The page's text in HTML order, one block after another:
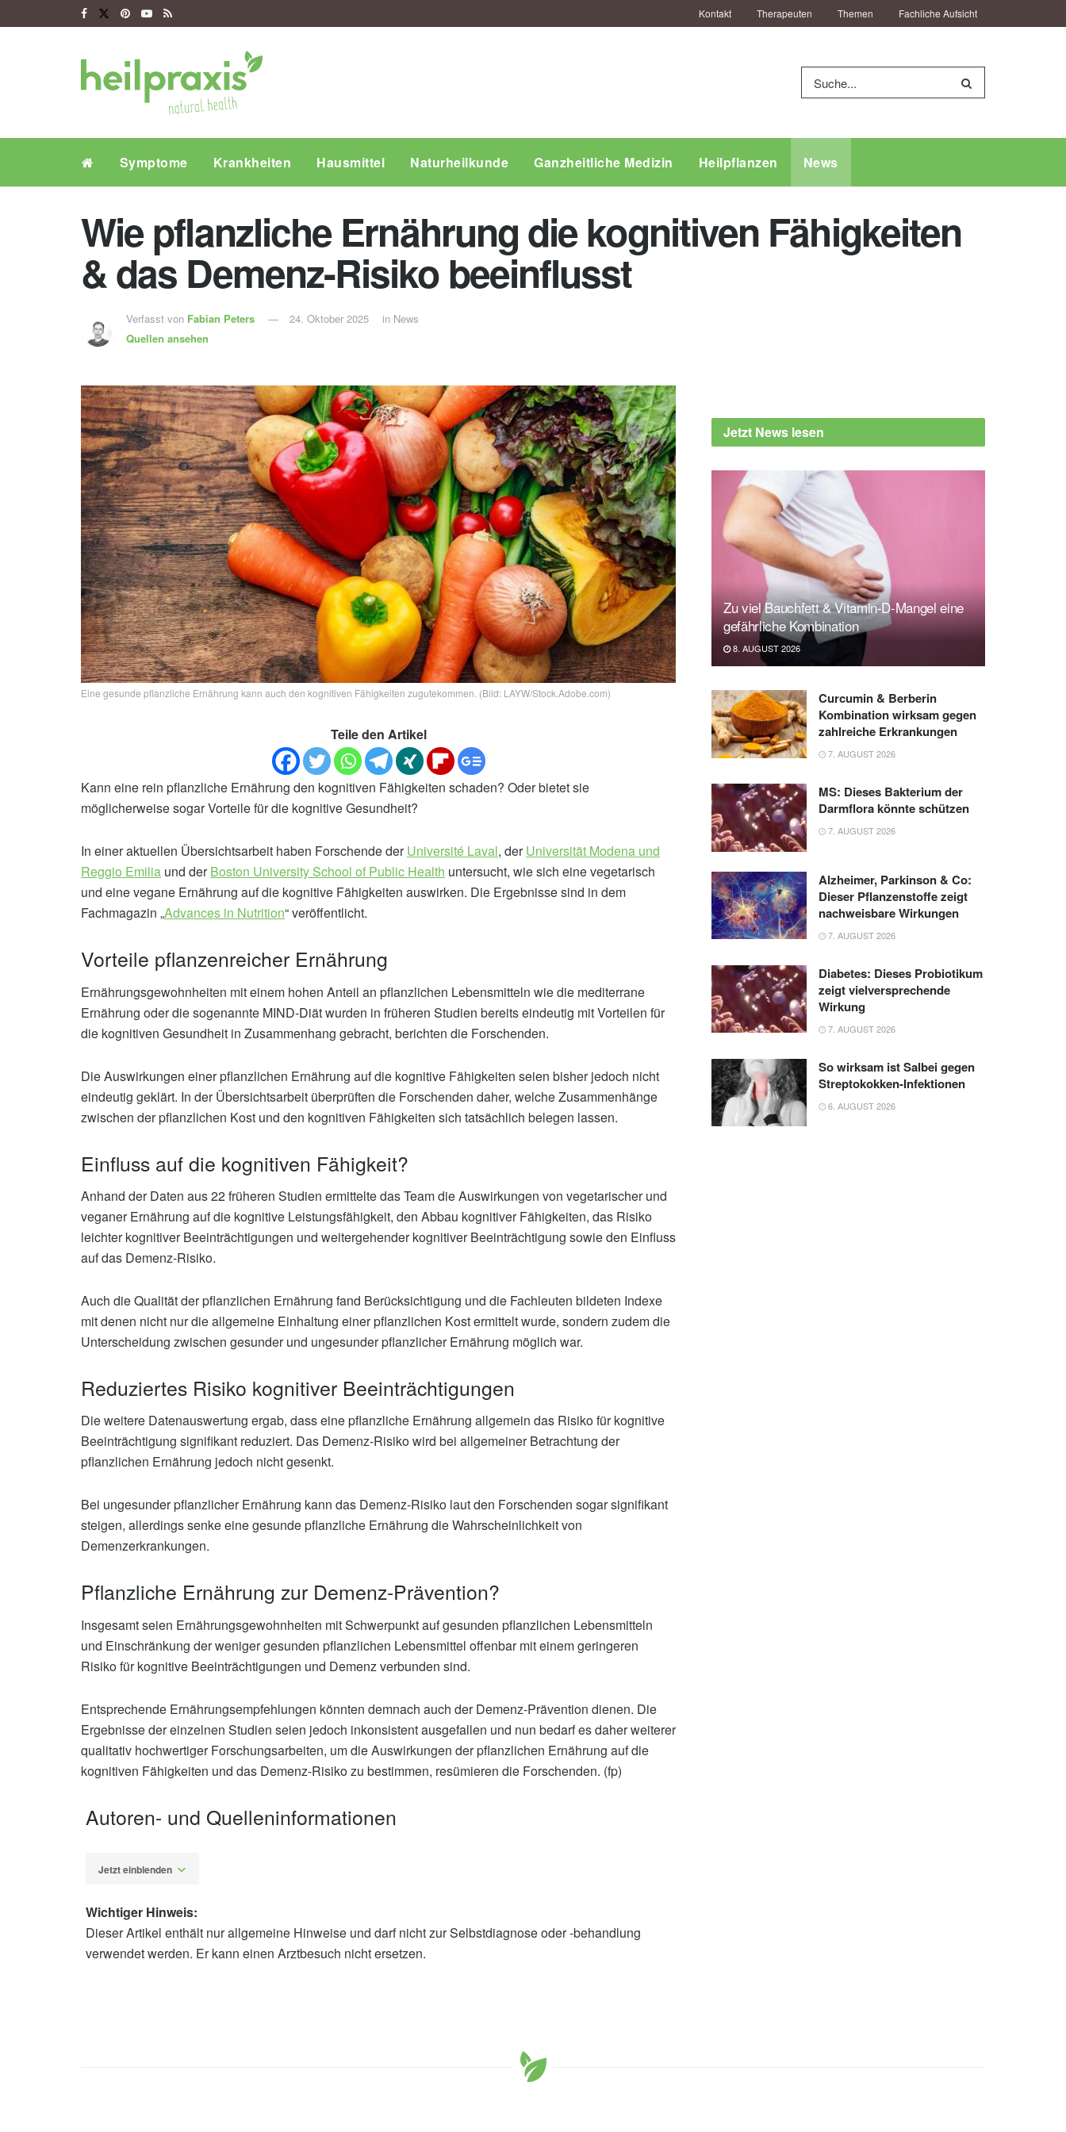
Kontakt Therapeuten Themen Fachliche Aufsicht
Symptome Krankheiten Hausmittel Naturheilkunde Ganzheitliche Medizin Heilpflanzen News
Wie pflanzliche Ernährung die kognitiven Fähigkeiten
& das Demenz-Risiko beeinflusst
Verfasst von Fabian Peters
Quellen ansehen
24. Oktober 2025 in News
Eine gesunde pflanzliche Ernährung kann auch den kognitiven Fähigkeiten zugutekommen. (Bild: LAYW/Stock.Adobe.com)
Teile den Artikel
Kann eine rein pflanzliche Ernährung den kognitiven Fähigkeiten schaden? Oder bietet sie
möglicherweise sogar Vorteile für die kognitive Gesundheit?
In einer aktuellen Übersichtsarbeit haben Forschende derUniversité Laval, derUniversität Modena und
Reggio Emilia und derBoston University School of Public Health untersucht, wie sich eine vegetarisch
und eine vegane Ernährung auf die kognitive Fähigkeiten auswirken. Die Ergebnisse sind in dem
Fachmagazin „Advances in Nutrition“ veröffentlicht.
Vorteile pflanzenreicher Ernährung
Ernährungsgewohnheiten mit einem hohen Anteil an pflanzlichen Lebensmitteln wie die mediterrane
Ernährung oder die sogenannte MIND-Diät wurden in früheren Studien bereits eindeutig mit Vorteilen für
die kognitiven Gesundheit in Zusammenhang gebracht, berichten die Forschenden.
Die Auswirkungen einer pflanzlichen Ernährung auf die kognitive Fähigkeiten seien bisher jedoch nicht
eindeutig geklärt. In der Übersichtsarbeit überprüften die Forschenden daher, welche Zusammenhänge
zwischen der pflanzlichen Kost und den kognitiven Fähigkeiten sich tatsächlich belegen lassen.
Einfluss auf die kognitiven Fähigkeit?
Anhand der Daten aus 22 früheren Studien ermittelte das Team die Auswirkungen von vegetarischer und
veganer Ernährung auf die kognitive Leistungsfähigkeit, den Abbau kognitiver Fähigkeiten, das Risiko
leichter kognitiver Beeinträchtigungen und weitergehender kognitiver Beeinträchtigung sowie den Einfluss
auf das Demenz-Risiko.
Auch die Qualität der pflanzlichen Ernährung fand Berücksichtigung und die Fachleuten bildeten Indexe
mit denen nicht nur die allgemeine Einhaltung einer pflanzlichen Kost ermittelt wurde, sondern zudem die
Unterscheidung zwischen gesunder und ungesunder pflanzlicher Ernährung möglich war.
Reduziertes Risiko kognitiver Beeinträchtigungen
Die weitere Datenauswertung ergab, dass eine pflanzliche Ernährung allgemein das Risiko für kognitive
Beeinträchtigung signifikant reduziert. Das Demenz-Risiko wird bei allgemeiner Betrachtung der
pflanzlichen Ernährung jedoch nicht gesenkt.
Bei ungesunder pflanzlicher Ernährung kann das Demenz-Risiko laut den Forschenden sogar signifikant
steigen, allerdings senke eine gesunde pflanzliche Ernährung die Wahrscheinlichkeit von
Demenzerkrankungen.
Pflanzliche Ernährung zur Demenz-Prävention?
Insgesamt seien Ernährungsgewohnheiten mit Schwerpunkt auf gesunden pflanzlichen Lebensmitteln
und Einschränkung der weniger gesunden pflanzlichen Lebensmittel offenbar mit einem geringeren
Risiko für kognitive Beeinträchtigungen und Demenz verbunden sind.
Entsprechende Ernährungsempfehlungen könnten demnach auch der Demenz-Prävention dienen. Die
Ergebnisse der einzelnen Studien seien jedoch inkonsistent ausgefallen und nun bedarf es daher weiterer
qualitativ hochwertiger Forschungsarbeiten, um die Auswirkungen der pflanzlichen Ernährung auf die
kognitiven Fähigkeiten und das Demenz-Risiko zu bestimmen, resümieren die Forschenden. (fp)
Autoren- und Quelleninformationen
Jetzt einblenden
Fabian Peters
Wichtiger Hinweis:
Dieser Artikel enthält nur allgemeine Hinweise und darf nicht zur Selbstdiagnose oder -behandlung
verwendet werden. Er kann einen Arztbesuch nicht ersetzen.
Jetzt News lesen
Zu viel Bauchfett & Vitamin-D-Mangel eine
gefährliche Kombination
8. AUGUST 2026
Curcumin & Berberin
Kombination wirksam gegen
zahlreiche Erkrankungen
7. AUGUST 2026
MS: Dieses Bakterium der
Darmflora könnte schützen
7. AUGUST 2026
Alzheimer, Parkinson & Co:
Dieser Pflanzenstoffe zeigt
nachweisbare Wirkungen
7. AUGUST 2026
Diabetes: Dieses Probiotikum
zeigt vielversprechende
Wirkung
7. AUGUST 2026
So wirksam ist Salbei gegen
Streptokokken-Infektionen
6. AUGUST 2026